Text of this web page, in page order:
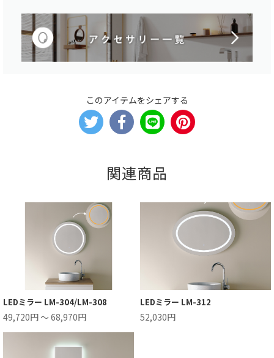
このアイテムをシェアする
関連商品
LEDミラー LM-304/LM-308
49,720円 ～ 68,970円
LEDミラー LM-312
52,030円